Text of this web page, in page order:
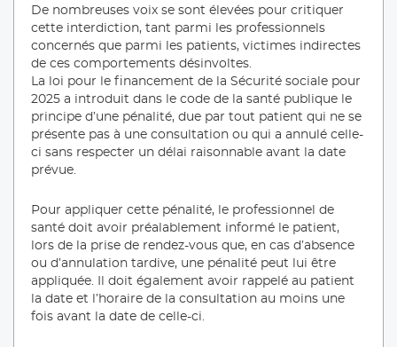
De nombreuses voix se sont élevées pour critiquer
cette interdiction, tant parmi les professionnels
concernés que parmi les patients, victimes indirectes
de ces comportements désinvoltes.
La loi pour le financement de la Sécurité sociale pour
2025 a introduit dans le code de la santé publique le
principe d’une pénalité, due par tout patient qui ne se
présente pas à une consultation ou qui a annulé celle-
ci sans respecter un délai raisonnable avant la date
prévue.
Pour appliquer cette pénalité, le professionnel de
santé doit avoir préalablement informé le patient,
lors de la prise de rendez-vous que, en cas d’absence
ou d’annulation tardive, une pénalité peut lui être
appliquée. Il doit également avoir rappelé au patient
la date et l’horaire de la consultation au moins une
fois avant la date de celle-ci.